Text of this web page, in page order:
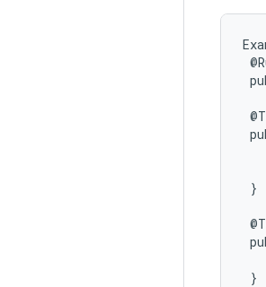
}
}